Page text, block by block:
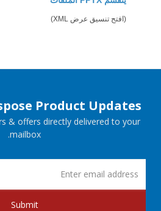
(افتح تنسيق عرض XML)
Product Updates
& offers directly delivered to your
mailbox.
Submit